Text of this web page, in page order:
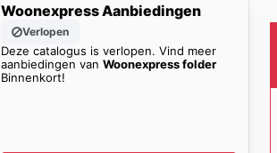
Woonexpress Aanbiedingen
Verlopen
Deze catalogus is verlopen. Vind meer
aanbiedingen vanWoonexpress folder
Binnenkort!